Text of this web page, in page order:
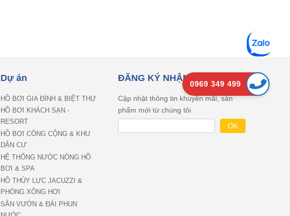
0969 349 499
Dự án
HỒ BƠI GIA ĐÌNH & BIỆT THỰ
HỒ BƠI KHÁCH SẠN -
RESORT
HỒ BƠI CÔNG CỘNG & KHU
DÂN CƯ
HỆ THỐNG NƯỚC NÓNG HỒ
BƠI & SPA
HỒ THỦY LỰC JACUZZI &
PHÒNG XÔNG HƠI
SÂN VƯỜN & ĐÀI PHUN
ĐĂNG KÝ NHẬN EMAIL
Cập nhật thông tin khuyên mãi, sản
phẩm mới từ chúng tôi